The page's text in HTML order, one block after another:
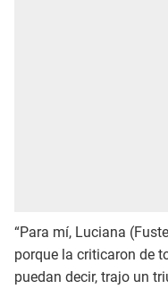
“Para mí, Luciana
porque la criticaron de
puedan decir, trajo un